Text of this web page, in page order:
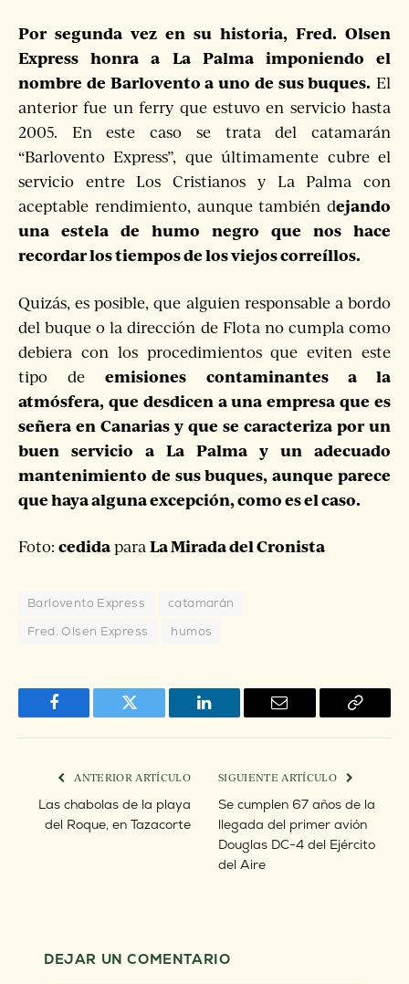
Por segunda vez en su historia, Fred. Olsen
Express honra a La Palma imponiendo el
nombre de Barlovento a uno de sus buques. El
anterior fue un ferry que estuvo en servicio hasta
2005. En este caso se trata del catamarán
“Barlovento Express”, que últimamente cubre el
servicio entre Los Cristianos y La Palma con
aceptable rendimiento, aunque también dejando
una estela de humo negro que nos hace
recordar los tiempos de los viejos correíllos.
Quizás, es posible, que alguien responsable a bordo
del buque o la dirección de Flota no cumpla como
debiera con los procedimientos que eviten este
tipo deemisiones contaminantes a la
atmósfera, que desdicen a una empresa que es
señera en Canarias y que se caracteriza por un
buen servicio a La Palma y un adecuado
mantenimiento de sus buques, aunque parece
que haya alguna excepción, como es el caso.
Foto: cedidaparaLa Mirada del Cronista
Barlovento Express
catamarán
Fred. Olsen Express
humos
Facebook Twitter LinkedIn Email
Copy
ANTERIOR ARTÍCULO
Las chabolas de la playa
del Roque, en Tazacorte
SIGUIENTE ARTÍCULO
Se cumplen 67 años de la
llegada del primer avión
Douglas DC-4 del Ejército
del Aire
DEJAR UN COMENTARIO